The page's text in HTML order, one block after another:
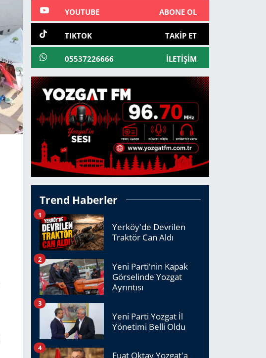
YOUTUBE ABONE OL
TIKTOK TAKIP ET
05537226666 İLETIŞIM
Trend Haberler
Yerköy'de Devrilen
Traktör Can Aldı
1
Yeni Parti'nin Kapak
Görselinde Yozgat
Ayrıntısı
2
Yeni Parti Yozgat İl
Yönetimi Belli Oldu
3
Fuat Oktay Yozgat'a
4